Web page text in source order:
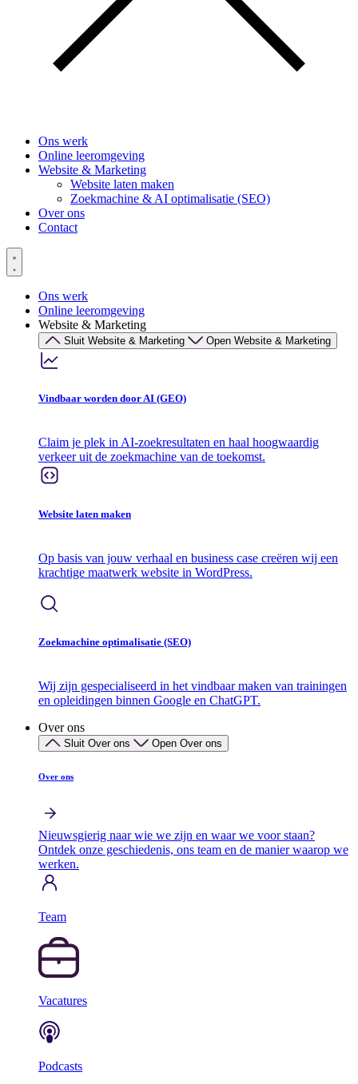
Ons werk
Online leeromgeving
Website & Marketing
Website laten maken
Zoekmachine & AI optimalisatie (SEO)
Over ons
Contact
Ons werk
Online leeromgeving
Website & Marketing
Sluit Website & Marketing Open Website & Marketing
Vindbaar worden door AI (GEO)
Claim je plek in AI-zoekresultaten en haal hoogwaardig
verkeer uit de zoekmachine van de toekomst.
Website laten maken
Op basis van jouw verhaal en business case creëren wij een
krachtige maatwerk website in WordPress.
Zoekmachine optimalisatie (SEO)
Wij zijn gespecialiseerd in het vindbaar maken van trainingen
en opleidingen binnen Google en ChatGPT.
Over ons
Sluit Over ons Open Over ons
Over ons
Nieuwsgierig naar wie we zijn en waar we voor staan?
Ontdek onze geschiedenis, ons team en de manier waarop we
werken.
Team
Vacatures
Podcasts